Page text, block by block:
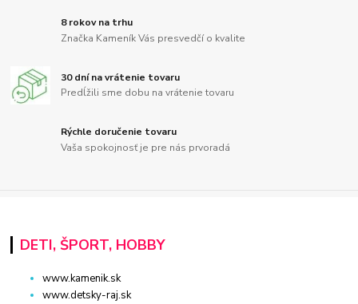
8 rokov na trhu
Značka Kameník Vás presvedčí o kvalite
30 dní na vrátenie tovaru
Predĺžili sme dobu na vrátenie tovaru
Rýchle doručenie tovaru
Vaša spokojnosť je pre nás prvoradá
DETI, ŠPORT, HOBBY
www.kamenik.sk
www.detsky-raj.sk